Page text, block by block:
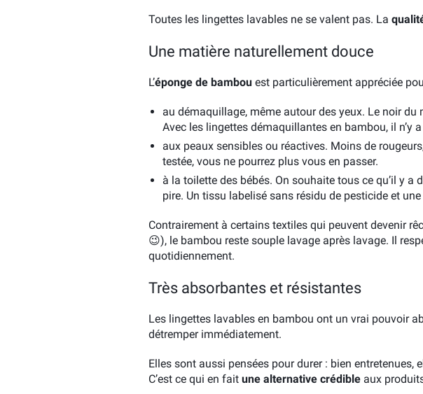
Toutes les lingettes lavables ne se valent pas. La
Une matière naturellement douce
L’éponge de bambou est particulièrement appréciée
au démaquillage, même autour des yeux. Le noir du
Avec les lingettes démaquillantes en bambou, il n’y
aux peaux sensibles ou réactives. Moins de
testée, vous ne pourrez plus vous en passer.
à la toilette des bébés. On souhaite tous ce qu’il y
pire. Un tissu labelisé sans résidu de pesticide et
Contrairement à certains textiles qui peuvent devenir
😉), le bambou reste souple lavage après lavage. Il
quotidiennement.
Très absorbantes et résistantes
Les lingettes lavables en bambou ont un vrai pouvoir
détremper immédiatement.
Elles sont aussi pensées pour durer : bien
C’est ce qui en fait une alternative crédible aux